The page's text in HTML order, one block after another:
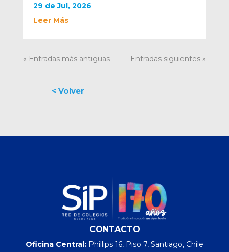
29 de Jul, 2026
Leer Más
« Entradas más antiguas Entradas siguientes »
CONTACTO
Oficina Central: Phillips 16, Piso 7, Santiago, Chile